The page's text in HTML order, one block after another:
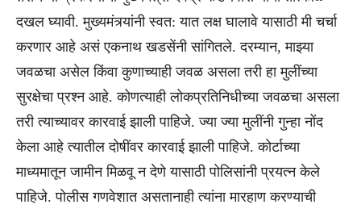
दखल घ्यावी. मुख्यमंत्र्‍यांनी स्वत: यात लक्ष घालावे यासाठी मी चर्चा
करणार आहे असं एकनाथ खडसेंनी सांगितले. दरम्यान, माझ्या
जवळचा असेल किंवा कुणाच्याही जवळ असला तरी हा मुलींच्या
सुरक्षेचा प्रश्न आहे. कोणत्याही लोकप्रतिनिधीच्या जवळचा असला
तरी त्याच्यावर कारवाई झाली पाहिजे. ज्या ज्या मुलींनी गुन्हा नोंद
केला आहे त्यातील दोषींवर कारवाई झाली पाहिजे. कोर्टाच्या
माध्यमातून जामीन मिळवू न देणे यासाठी पोलिसांनी प्रयत्न केले
पाहिजे. पोलीस गणवेशात असतानाही त्यांना मारहाण करण्याची